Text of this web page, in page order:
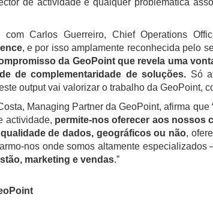
de actividade e qualquer problemática
com Carlos Guerreiro, Chief Operations
, e por isso amplamente reconhecida pelo
da GeoPoint que revela uma
de complementaridade de soluções. Só
output vai valorizar o trabalho da GeoPoint,
Managing Partner da GeoPoint, afirma
actividade, permite-nos oferecer aos nossos
de dados, geográficos ou não,
nos onde somos altamente especializados
marketing e vendas.”